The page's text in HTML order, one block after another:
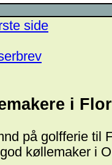
side
i
på golfferie til
køllemaker i